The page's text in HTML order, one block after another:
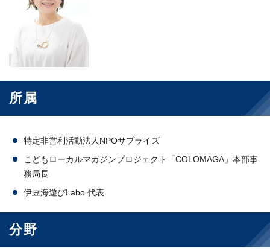
所属
特定非営利活動法人NPOサプライズ
こどもローカルマガジンプロジェクト「COLOMAGA」本部事
務局長
伊豆海遊びLabo.代表
分野